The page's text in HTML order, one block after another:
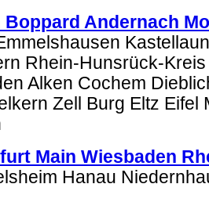
Boppard Andernach
Rhein-Hunsrück-
Alken Cochem
Zell Burg Eltz Eifel
Main Wiesbaden
Hanau